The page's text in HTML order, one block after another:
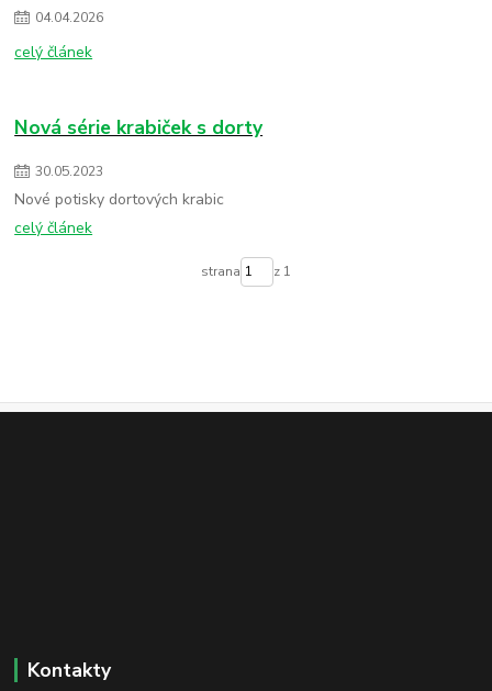
04.04.2026
celý článek
Nová série krabiček s dorty
30.05.2023
Nové potisky dortových krabic
celý článek
strana z 1
Kontakty